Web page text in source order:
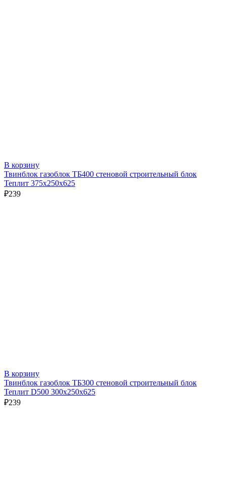
В корзину
Твинблок газоблок ТБ400 стеновой строительный блок
Теплит 375х250х625
₽239
В корзину
Твинблок газоблок ТБ300 стеновой строительный блок
Теплит D500 300х250х625
₽239